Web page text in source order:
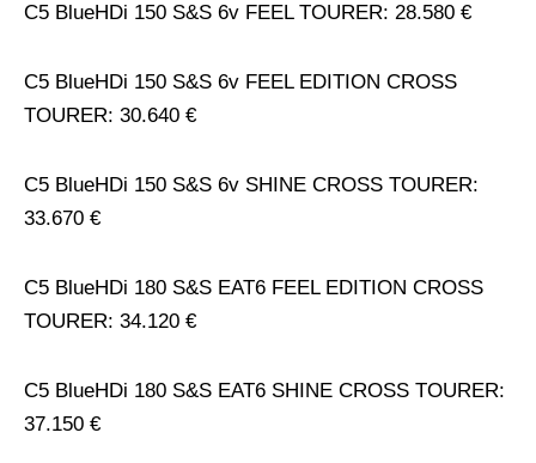
C5 BlueHDi 150 S&S 6v FEEL TOURER: 28.580 €
C5 BlueHDi 150 S&S 6v FEEL EDITION CROSS
TOURER: 30.640 €
C5 BlueHDi 150 S&S 6v SHINE CROSS TOURER:
33.670 €
C5 BlueHDi 180 S&S EAT6 FEEL EDITION CROSS
TOURER: 34.120 €
C5 BlueHDi 180 S&S EAT6 SHINE CROSS TOURER:
37.150 €